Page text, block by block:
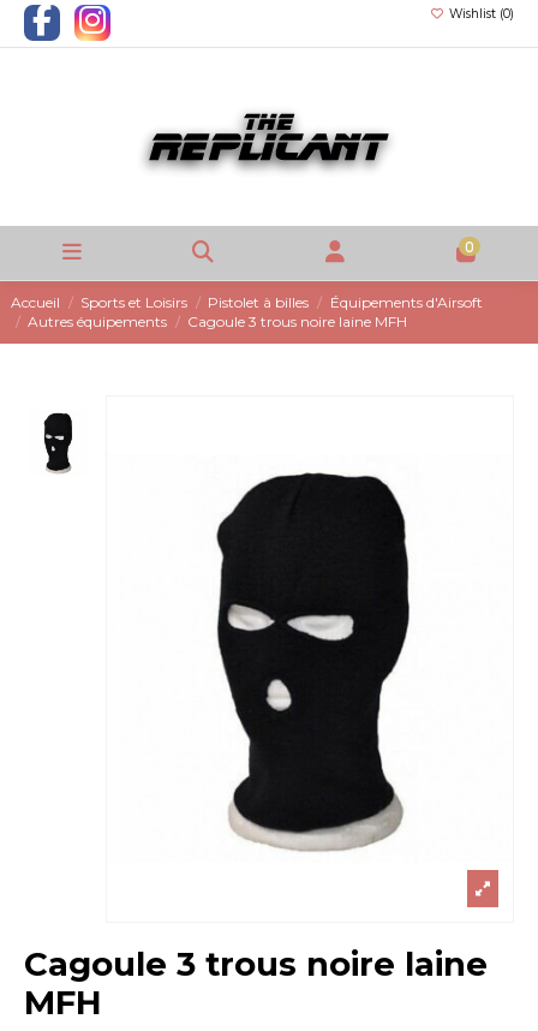
Wishlist (0)
0
Accueil Sports et Loisirs Pistolet à billes
Équipements d'Airsoft
Autres équipements
Cagoule 3 trous noire laine MFH
Cagoule 3 trous noire laine
MFH